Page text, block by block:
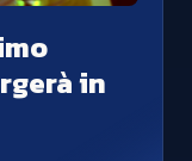
in